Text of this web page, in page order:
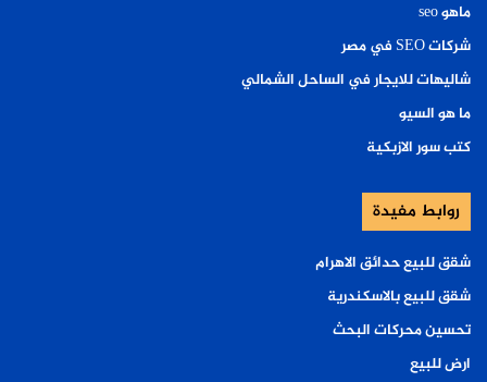
ماهو seo
شركات SEO في مصر
شاليهات للايجار في الساحل الشمالي
ما هو السيو
كتب سور الازبكية
روابط مفيدة
شقق للبيع حدائق الاهرام
شقق للبيع بالاسكندرية
تحسين محركات البحث
ارض للبيع